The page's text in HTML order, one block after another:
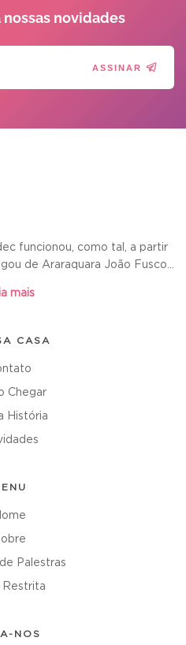
nossas novidades
ASSINAR
funcionou, como tal, a partir
de Araraquara João Fusco...
mais
CASA
Chegar
História
Palestras
Restrita
NOS